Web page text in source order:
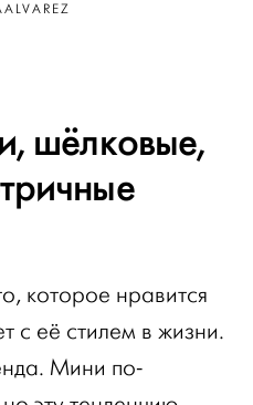
шёлковые,
которое нравится
с её стилем в жизни.
Мини по-